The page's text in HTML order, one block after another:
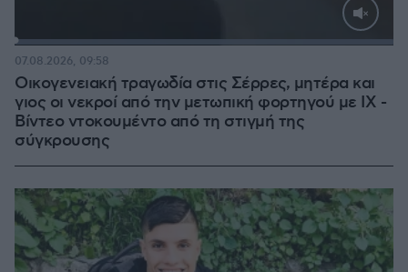
Loaded:
Οικογενειακή τραγωδία στις Σέρρες, μητέρα και
γιος οι νεκροί από την μετωπική φορτηγού με ΙΧ -
Βίντεο ντοκουμέντο από τη στιγμή της
σύγκρουσης
07.08.2026, 09:58